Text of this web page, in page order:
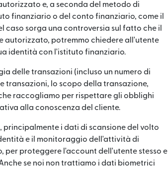
e, a seconda del metodo di
finanziario o del conto finanziario, come il
sorga una controversia sul fatto che il
autorizzato, potremmo chiedere all'utente
identità con l'istituto finanziario.
delle transazioni (incluso un numero di
transazioni, lo scopo della transazione,
raccogliamo per rispettare gli obblighi
alla conoscenza del cliente.
i dati di scansione del volto
e il monitoraggio dell'attività di
per proteggere l'account dell'utente stesso e
se noi non trattiamo i dati biometrici